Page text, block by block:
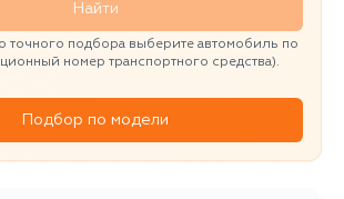
Найти
точного подбора выберите автомобиль по
номер транспортного средства).
Подбор по модели